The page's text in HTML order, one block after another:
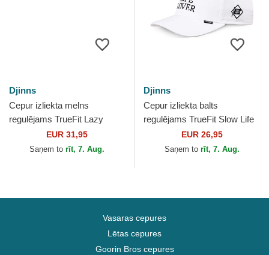
Djinns
Cepur izliekta melns
regulējams TrueFit Lazy
Classic no Djinns
EUR 31,95
Saņem to rīt, 7. Aug.
Djinns
Cepur izliekta balts
regulējams TrueFit Slow Life
Lover no Djinns
EUR 26,95
Saņem to rīt, 7. Aug.
Vasaras cepures
Lētas cepures
Goorin Bros cepures